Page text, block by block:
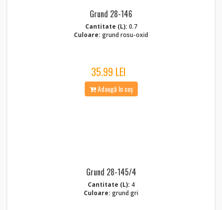
Grund 28-146
Cantitate (L): 0.7
Culoare: grund rosu-oxid
35.99 LEI
Adaugă în coș
Grund 28-145/4
Cantitate (L): 4
Culoare: grund gri